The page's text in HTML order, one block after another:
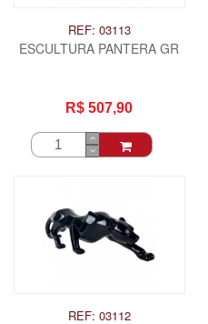
REF: 03113
ESCULTURA PANTERA GR
R$ 507,90
REF: 03112